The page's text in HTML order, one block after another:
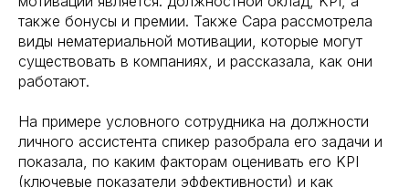
также бонусы и премии. Также Сара рассмотрела
виды нематериальной мотивации, которые могут
существовать в компаниях, и рассказала, как они
работают.
На примере условного сотрудника на должности
личного ассистента спикер разобрала его задачи и
показала, по каким факторам оценивать его KPI
(ключевые показатели эффективности) и как